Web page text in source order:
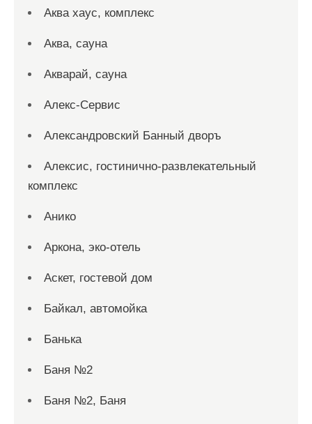
Аква хаус, комплекс
Аква, сауна
Акварай, сауна
Алекс-Сервис
Александровский Банный дворъ
Алексис, гостинично-развлекательный
комплекс
Анико
Аркона, эко-отель
Аскет, гостевой дом
Байкал, автомойка
Банька
Баня №2
Баня №2, Баня